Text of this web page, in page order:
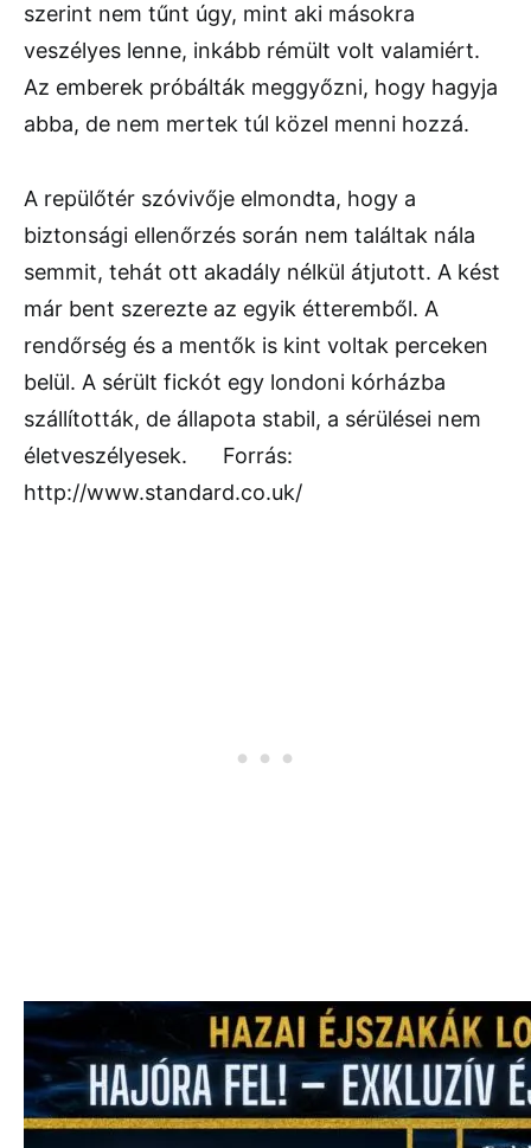
szerint nem tűnt úgy, mint aki másokra
veszélyes lenne, inkább rémült volt valamiért.
Az emberek próbálták meggyőzni, hogy hagyja
abba, de nem mertek túl közel menni hozzá.
A repülőtér szóvivője elmondta, hogy a
biztonsági ellenőrzés során nem találtak nála
semmit, tehát ott akadály nélkül átjutott. A kést
már bent szerezte az egyik étteremből. A
rendőrség és a mentők is kint voltak perceken
belül. A sérült fickót egy londoni kórházba
szállították, de állapota stabil, a sérülései nem
életveszélyesek. Forrás:
http://www.standard.co.uk/